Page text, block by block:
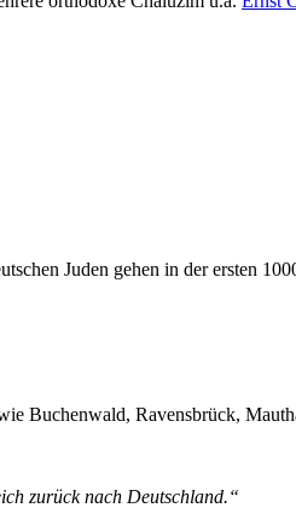
Juden gehen in der ersten
Buchenwald, Ravensbrück,
zurück nach Deutschland.“